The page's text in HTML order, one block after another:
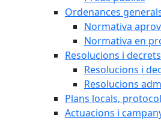
Ordenances
Normativa
Normativa en
Resolucions i decrets
Resolucions i
Resolucions
Plans locals,
Actuacions i